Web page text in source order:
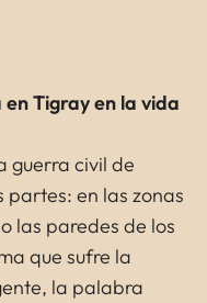
Tigray en la vida
guerra civil de
en las zonas
las paredes de los
que sufre la
la palabra